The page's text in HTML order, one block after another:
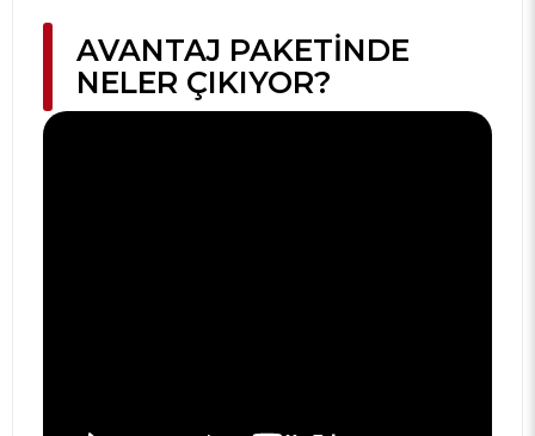
AVANTAJ PAKETINDE
NELER ÇIKIYOR?